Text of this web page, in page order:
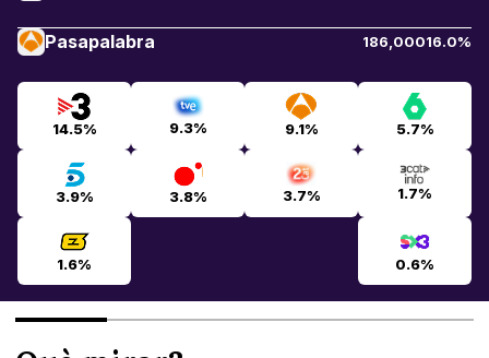
Pasapalabra 186,00016.0%
14.5% 9.3% 9.1% 5.7%
3.9% 3.8% 3.7% 1.7%
1.6% 0.6%